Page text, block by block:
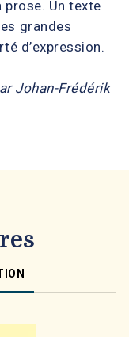
prose. Un texte
grandes
d’expression.
Johan-Frédérik